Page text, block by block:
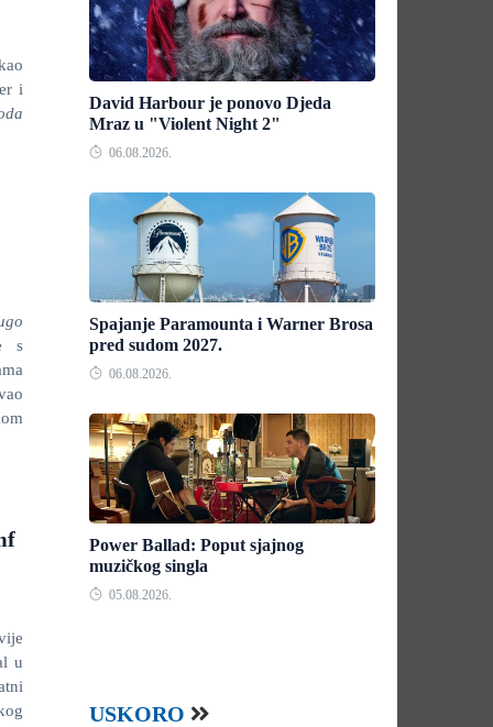
i
s
u
David Harbour je ponovo Djeda
Mraz u "Violent Night 2"
06.08.2026.
Spajanje Paramounta i Warner Brosa
pred sudom 2027.
06.08.2026.
Power Ballad: Poput sjajnog
muzičkog singla
05.08.2026.
USKORO